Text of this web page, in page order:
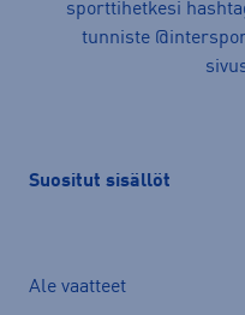
sporttihetkesi
tunniste
Suositut sisällöt
Ale vaatteet